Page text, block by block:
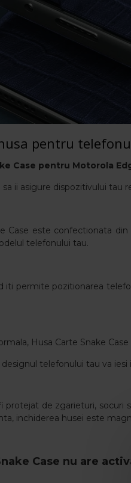
pentru
Case pentru Motorola
sa ii asigure dispozitivului tau
Case este confectionata
telefonului tau.
iti permite pozitionarea
Husa Carte Snake
designul telefonului tau va
protejat de zgarieturi, socuri
inchiderea husei este
Case nu are